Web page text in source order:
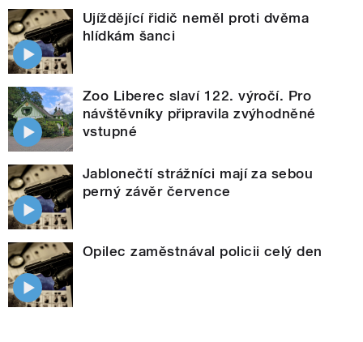
Ujíždějící řidič neměl proti dvěma
hlídkám šanci
Zoo Liberec slaví 122. výročí. Pro
návštěvníky připravila zvýhodněné
vstupné
Jablonečtí strážníci mají za sebou
perný závěr července
Opilec zaměstnával policii celý den